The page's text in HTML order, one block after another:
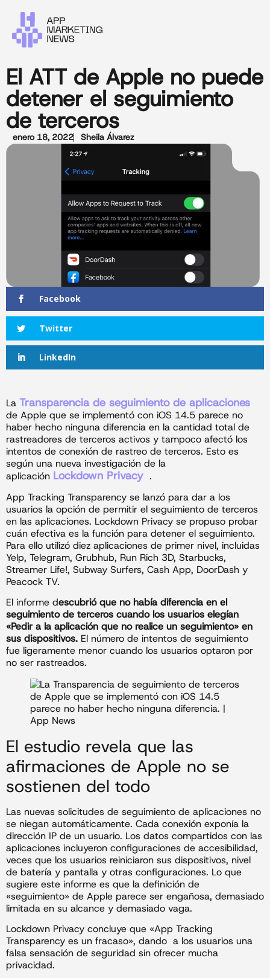
El ATT de Apple no puede
detener el seguimiento
de terceros
enero 18, 2022 Sheila Álvarez
Facebook
Twitter
LinkedIn
La Transparencia de seguimiento de aplicaciones
de Apple que se implementó con iOS 14.5 parece no
haber hecho ninguna diferencia en la cantidad total de
rastreadores de terceros activos y tampoco afectó los
intentos de conexión de rastreo de terceros. Esto es
según una nueva investigación de la
aplicación Lockdown Privacy .
App Tracking Transparency se lanzó para dar a los
usuarios la opción de permitir el seguimiento de terceros
en las aplicaciones. Lockdown Privacy se propuso probar
cuán efectiva es la función para detener el seguimiento.
Para ello utilizó diez aplicaciones de primer nivel, incluidas
Yelp, Telegram, Grubhub, Run Rich 3D, Starbucks,
Streamer Life!, Subway Surfers, Cash App, DoorDash y
Peacock TV.
El informe descubrió que no había diferencia en el
seguimiento de terceros cuando los usuarios elegían
«Pedir a la aplicación que no realice un seguimiento» en
sus dispositivos. El número de intentos de seguimiento
fue ligeramente menor cuando los usuarios optaron por
no ser rastreados.
El estudio revela que las
afirmaciones de Apple no se
sostienen del todo
Las nuevas solicitudes de seguimiento de aplicaciones no
se niegan automáticamente. Cada conexión exponía la
dirección IP de un usuario. Los datos compartidos con las
aplicaciones incluyeron configuraciones de accesibilidad,
veces que los usuarios reiniciaron sus dispositivos, nivel
de batería y pantalla y otras configuraciones. Lo que
sugiere este informe es que la definición de
«seguimiento» de Apple parece ser engañosa, demasiado
limitada en su alcance y demasiado vaga.
Lockdown Privacy concluye que «App Tracking
Transparency es un fracaso», dando a los usuarios una
falsa sensación de seguridad sin ofrecer mucha
privacidad.